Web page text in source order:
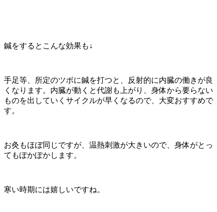
鍼をするとこんな効果も↓
手足等、所定のツボに鍼を打つと、反射的に内臓の働きが良
くなります。内臓が動くと代謝も上がり、身体から要らない
ものを出していくサイクルが早くなるので、大変おすすめで
す。
お灸もほぼ同じですが、温熱刺激が大きいので、身体がとっ
てもぽかぽかします。
寒い時期には嬉しいですね。